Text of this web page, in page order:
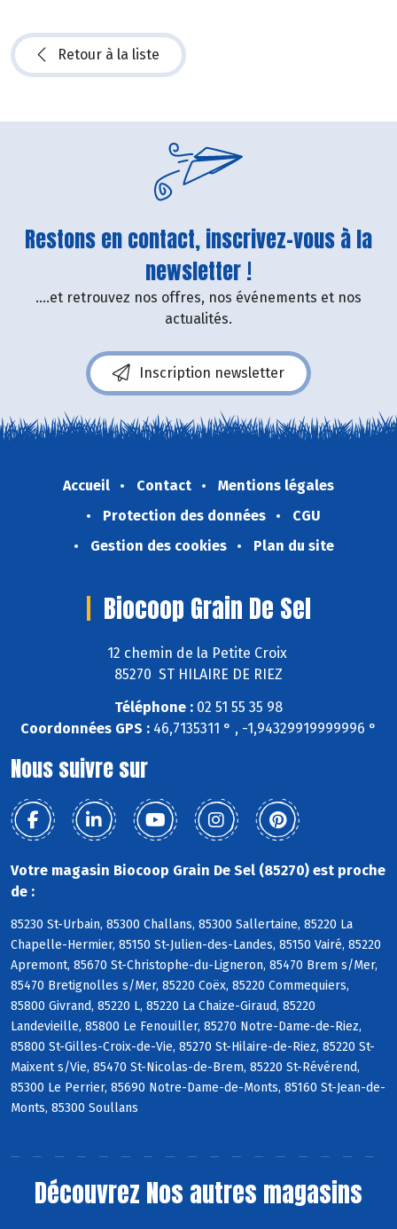
Retour à la liste
Restons en contact, inscrivez-vous à la
newsletter !
....et retrouvez nos offres, nos événements et nos
actualités.
Inscription newsletter
Accueil Contact
Mentions légales
Protection des données
CGU
Gestion des cookies
Plan du site
Biocoop Grain De Sel
12 chemin de la Petite Croix
85270 ST HILAIRE DE RIEZ
Téléphone : 02 51 55 35 98
Coordonnées GPS : 46,7135311 ° , -1,94329919999996 °
Nous suivre sur
Votre magasin Biocoop Grain De Sel (85270) est proche
de :
85230 St-Urbain, 85300 Challans, 85300 Sallertaine, 85220 La
Chapelle-Hermier, 85150 St-Julien-des-Landes, 85150 Vairé, 85220
Apremont, 85670 St-Christophe-du-Ligneron, 85470 Brem s/Mer,
85470 Bretignolles s/Mer, 85220 Coëx, 85220 Commequiers,
85800 Givrand, 85220 L, 85220 La Chaize-Giraud, 85220
Landevieille, 85800 Le Fenouiller, 85270 Notre-Dame-de-Riez,
85800 St-Gilles-Croix-de-Vie, 85270 St-Hilaire-de-Riez, 85220 St-
Maixent s/Vie, 85470 St-Nicolas-de-Brem, 85220 St-Révérend,
85300 Le Perrier, 85690 Notre-Dame-de-Monts, 85160 St-Jean-de-
Monts, 85300 Soullans
Découvrez Nos autres magasins